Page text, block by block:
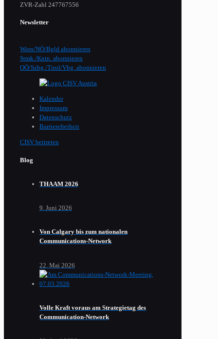
​ZVR-Zahl 247767556
Newsletter
Wien/NÖ/Bgld abonnieren
Stmk./Kntn. abonnieren
OÖ/Szbg./Tirol/Vbg. abonnieren
Kalender
Impressum
Datenschutz
Barrierefreiheit
CISV beitreten
Blog
THAAM 2026
9. Juni 2026
Von Calgary bis zum nationalen
Communications-Network
22. Mai 2026
Volle Kraft voraus am Strategietag des
Communication-Network